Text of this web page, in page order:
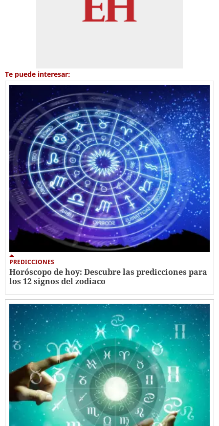
Te puede interesar:
PREDICCIONES
Horóscopo de hoy: Descubre las predicciones para
los 12 signos del zodiaco